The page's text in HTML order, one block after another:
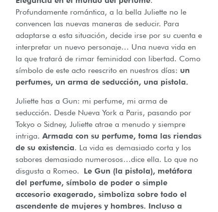
Profundamente romántica, a la bella Juliette no le
convencen las nuevas maneras de seducir. Para
adaptarse a esta situación, decide irse por su cuenta e
interpretar un nuevo personaje… Una nueva vida en
la que tratará de rimar feminidad con libertad. Como
símbolo de este acto reescrito en nuestros días: un
perfumes, un arma de seducción, una pistola.
Juliette has a Gun: mi perfume, mi arma de
seducción. Desde Nueva York a Paris, pasando por
Tokyo o Sidney, Juliette atrae a menudo y siempre
intriga. Armada con su perfume, toma las riendas
de su existencia. La vida es demasiado corta y los
sabores demasiado numerosos…dice ella. Lo que no
disgusta a Romeo. Le Gun (la pistola), metáfora
del perfume, símbolo de poder o simple
accesorio exagerado, simboliza sobre todo el
ascendente de mujeres y hombres. Incluso a